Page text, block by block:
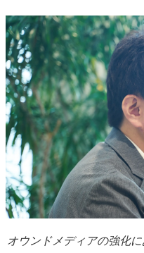
オウンドメディアの強化